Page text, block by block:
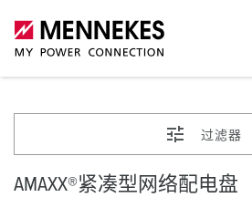
过滤器
AMAXX®紧凑型网络配电盘